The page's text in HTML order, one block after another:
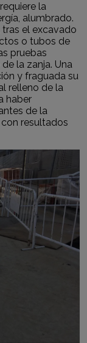
la
alumbrado.
el excavado
o tubos de
pruebas
la zanja. Una
y fraguada su
relleno de la
haber
de la
resultados